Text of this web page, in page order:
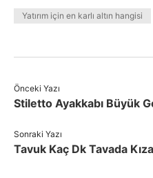
Yatırım için en karlı altın hangisi
Önceki Yazı
Stiletto Ayakkabı Büyük
Sonraki Yazı
Tavuk Kaç Dk Tavada